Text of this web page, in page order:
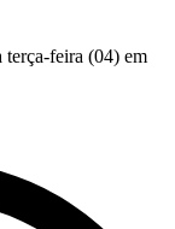
terça-feira (04) em